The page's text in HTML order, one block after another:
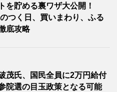
を貯める裏ワザ大公開！
つく日、買いまわり、ふる
底攻略
茂氏、国民全員に2万円給付
院選の目玉政策となる可能